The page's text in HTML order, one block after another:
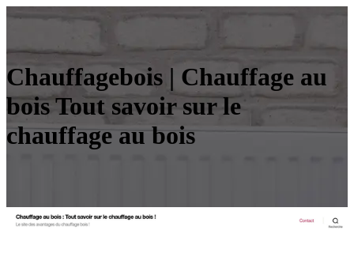
Chauffage­bois | Chauffage au
bois Tout savoir sur le
chauffage au bois